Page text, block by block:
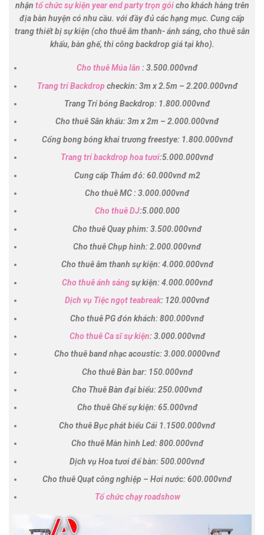
nhận tổ chức sự kiện year end party trọn góicho khách hàng trên
địa bàn huyện có nhu cầu. với đầy đủ các hạng mục. Cung cấp
trang thiết bị sự kiện (cho thuê âm thanh- ánh sáng, cho thuê sân
khấu, bàn ghế, thi công backdrop giá tại kho).
Cho thuê Múa lân : 3.500.000vnđ
Trang trí Backdrop checkin: 3m x 2.5m – 2.200.000vnđ
Trang Trí bóng Backdrop: 1.800.000vnđ
Cho thuê Sân khấu: 3m x 2m – 2.000.000vnđ
Cổng bong bóng khai trương freestye: 1.800.000vnđ
Trang trí backdrop hoa tươi:5.000.000vnđ
Cung cấp Thảm đỏ: 60.000vnđ m2
Cho thuê MC : 3.000.000vnđ
Cho thuê DJ:5.000.000
Cho thuê Quay phim: 3.500.000vnđ
Cho thuê Chụp hình: 2.000.000vnđ
Cho thuê âm thanh sự kiện: 4.000.000vnđ
Cho thuê ánh sángsự kiện: 4.000.000vnđ
Dịch vụ Tiệc ngọt teabreak: 120.000vnđ
Cho thuê PG đón khách: 800.000vnđ
Cho thuê Ca sĩ sự kiện: 3.000.000vnđ
Cho thuê band nhạc acoustic: 3.000.0000vnđ
Cho thuê Bàn bar: 150.000vnđ
Cho Thuê Bàn đại biểu: 250.000vnđ
Cho thuê Ghế sự kiện: 65.000vnđ
Cho thuê Bục phát biểu Cái 1.1500.000vnđ
Cho thuê Màn hình Led: 800.000vnđ
Dịch vụ Hoa tươi để bàn: 500.000vnđ
Cho thuê Quạt công nghiệp – Hơi nước: 600.000vnđ
Tổ chức chạy roadshow